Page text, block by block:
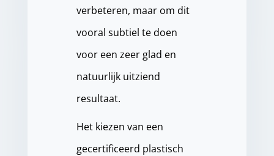
verbeteren, maar om dit
vooral subtiel te doen
voor een zeer glad en
natuurlijk uitziend
resultaat.
Het kiezen van een
gecertificeerd plastisch